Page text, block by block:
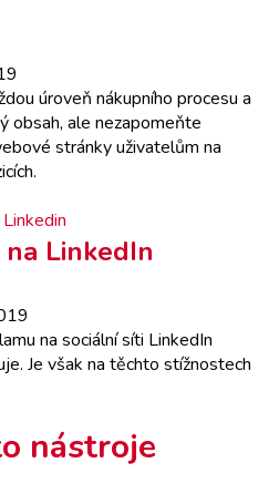
úroveň nákupního procesu a
obsah, ale nezapomeňte
stránky uživatelům na
LinkedIn
na sociální síti LinkedIn
Je však na těchto stížnostech
nástroje